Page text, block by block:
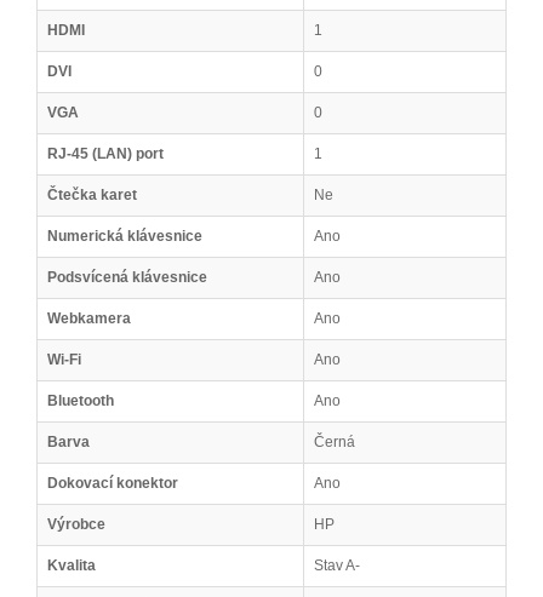
HDMI 1
DVI 0
VGA 0
RJ-45 (LAN) port 1
Čtečka karet Ne
Numerická klávesnice Ano
Podsvícená klávesnice Ano
Webkamera Ano
Wi-Fi Ano
Bluetooth Ano
Barva Černá
Dokovací konektor Ano
Výrobce HP
Kvalita Stav A-